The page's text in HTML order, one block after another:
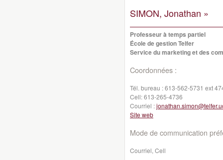
SIMON, Jonathan »
Professeur à temps partiel
École de gestion Telfer
Service du marketing et des
Coordonnées :
Tél. bureau :613-562-5731 ext
Cell:613-265-4736
Courriel :
Site web
Mode de communication
Courriel, Cell